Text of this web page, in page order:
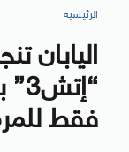
الرئيسية
اليابان
فقط